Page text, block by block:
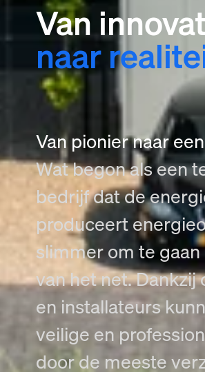
Van
naar
Van pionier naar
Wat begon als een
bedrijf dat de
produceert
slimmer om te
van het net.
en installateurs
veilige en
door de meeste